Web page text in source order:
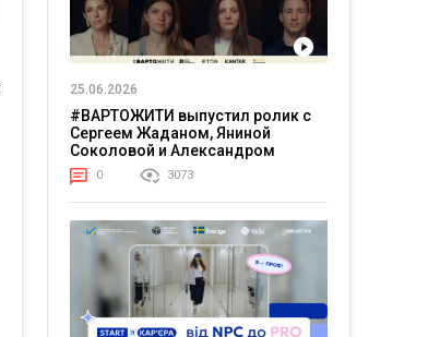
25.06.2026
#ВАРТОЖИТИ выпустил ролик с
Сергеем Жаданом, Яниной
Соколовой и Александром
Тереном о жизни в постоянном
напряжении
0 3073